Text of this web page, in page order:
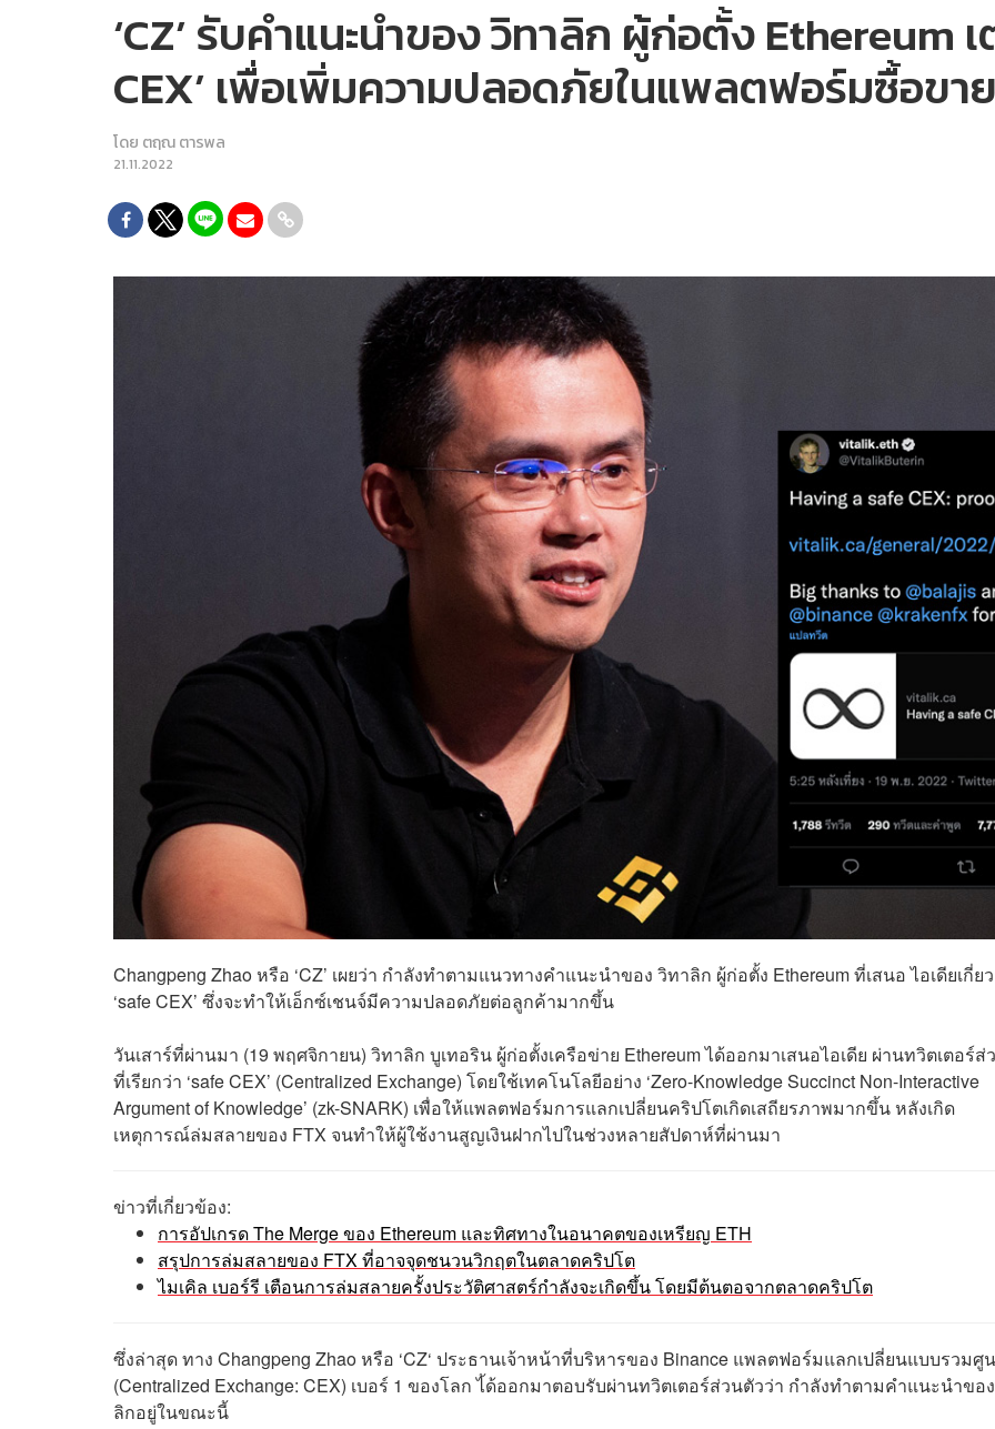
‘CZ’ รับคำแนะนำของ วิทาลิก ผู้ก่อตั้ง Ethereum
CEX’ เพื่อเพิ่มความปลอดภัยในแพลตฟอร์มซื้อขา
โดย ตฤณ ตารพล
21.11.2022
Changpeng Zhao หรือ ‘CZ’ เผยว่า กำลังทำตามแนวทางคำแนะนำของ วิทาลิก ผู้ก่อตั้ง Ethereum ที่เสนอ ไอเดียเกี่ย
‘safe CEX’ ซึ่งจะทำให้เอ็กซ์เชนจ์มีความปลอดภัยต่อลูกค้ามากขึ้น
วันเสาร์ที่ผ่านมา (19 พฤศจิกายน) วิทาลิก บูเทอริน ผู้ก่อตั้งเครือข่าย Ethereum ได้ออกมาเสนอไอเดีย ผ่านทวิตเตอร์ส่
ที่เรียกว่า ‘safe CEX’ (Centralized Exchange) โดยใช้เทคโนโลยีอย่าง ‘Zero-Knowledge Succinct Non-Interactive
Argument of Knowledge’ (zk-SNARK) เพื่อให้แพลตฟอร์มการแลกเปลี่ยนคริปโตเกิดเสถียรภาพมากขึ้น หลังเกิด
เหตุการณ์ล่มสลายของ FTX จนทำให้ผู้ใช้งานสูญเงินฝากไปในช่วงหลายสัปดาห์ที่ผ่านมา
ข่าวที่เกี่ยวข้อง:
การอัปเกรด The Merge ของ Ethereum และทิศทางในอนาคตของเหรียญ ETH
สรุปการล่มสลายของ FTX ที่อาจจุดชนวนวิกฤตในตลาดคริปโต
ไมเคิล เบอร์รี เตือนการล่มสลายครั้งประวัติศาสตร์กำลังจะเกิดขึ้น โดยมีต้นตอจากตลาดคริปโต
ซึ่งล่าสุด ทาง Changpeng Zhao หรือ ‘CZ‘ ประธานเจ้าหน้าที่บริหารของ Binance แพลตฟอร์มแลกเปลี่ยนแบบรวมศู
(Centralized Exchange: CEX) เบอร์ 1 ของโลก ไ้ด้ออกมาตอบรับผ่านทวิตเตอร์ส่วนตัวว่า กำลังทำตามคำแนะนำขอ
ลิกอยู่ในขณะนี้